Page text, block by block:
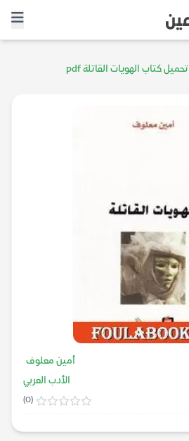
تحميل كتاب الهويات القاتلة pdf
أمين معلوف
الأدب العربي
(0)